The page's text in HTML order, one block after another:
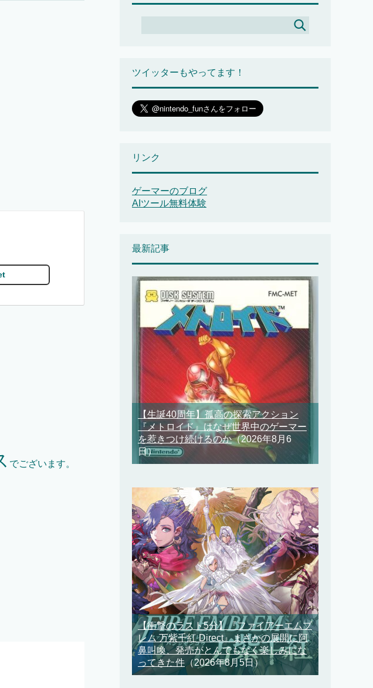
でございます。
ツイッターもやってます！
リンク
ゲーマーのブログ
AIツール無料体験
最新記事
【生誕40周年】孤高の探索アクション
『メトロイド』はなぜ世界中のゲーマー
を惹きつけ続けるのか（2026年8月6
日）
【衝撃のラスト5分】『ファイアーエムブ
レム 万紫千紅 Direct』まさかの展開に阿
鼻叫喚、発売がとんでもなく楽しみにな
ってきた件 （2026年8月5日）